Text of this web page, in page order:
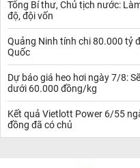
Tổng Bí thư, Chủ tịch nước:
độ, đội vốn
Quảng Ninh tính chi 80.000 tỷ
Quốc
Dự báo giá heo hơi ngày 7/8:
dưới 60.000 đồng/kg
Kết quả Vietlott Power 6/55
đồng đã có chủ